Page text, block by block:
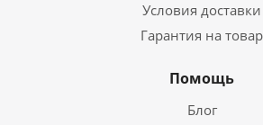
Условия доставки
Гарантия на товар
Помощь
Блог